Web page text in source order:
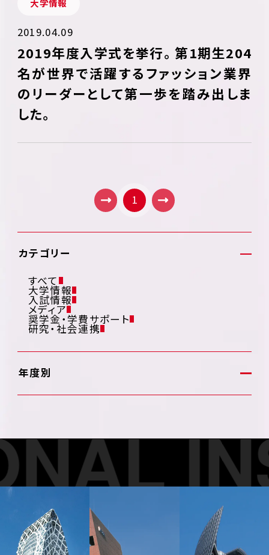
カテゴリー
すべて
大学情報
入試情報
メディア
奨学金・学費サポート
研究・社会連携
年度別
大学情報
2019.04.09
2019年度入学式を挙行。第1期生204
名が世界で活躍するファッション業界
のリーダーとして第一歩を踏み出しま
した。
1